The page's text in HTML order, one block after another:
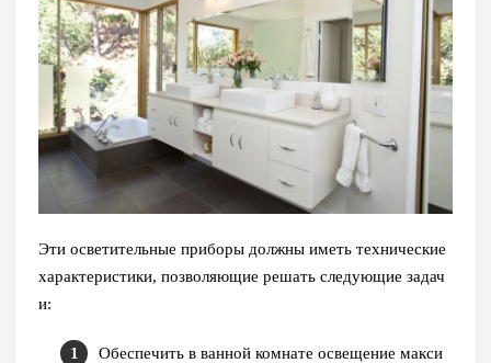
Эти осветительные приборы должны иметь технические
характеристики, позволяющие решать следующие задач
и:
Обеспечить в ванной комнате освещение макси